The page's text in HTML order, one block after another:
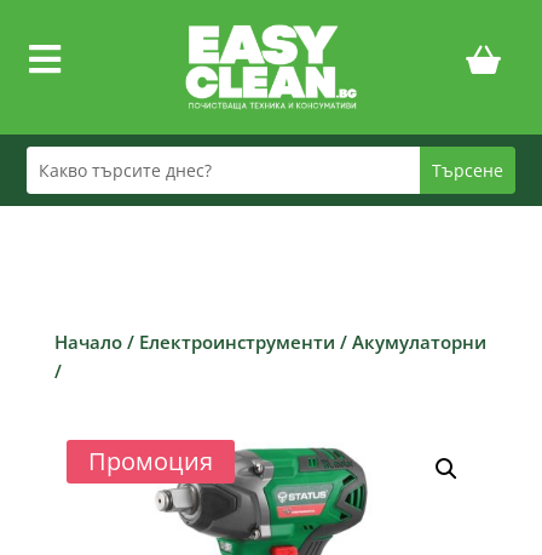

Начало/ Електроинструменти / Акумулаторни
/
Промоция